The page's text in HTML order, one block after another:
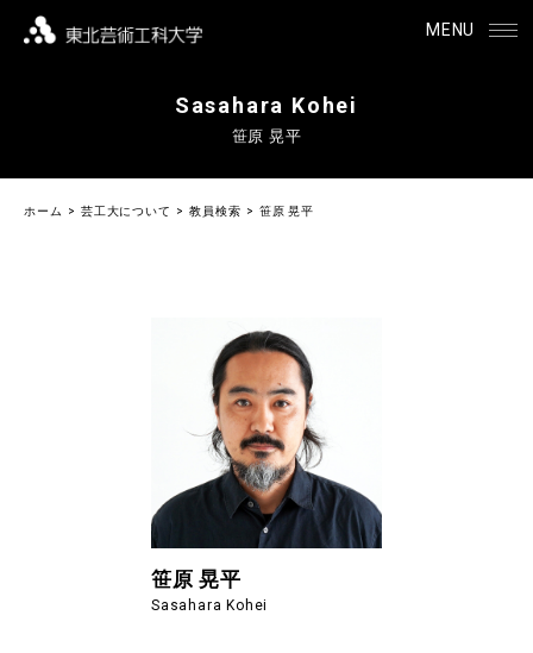
MENU
Sasahara Kohei
笹原 晃平
ホーム 芸工大について 教員検索 笹原 晃平
笹原 晃平
Sasahara Kohei